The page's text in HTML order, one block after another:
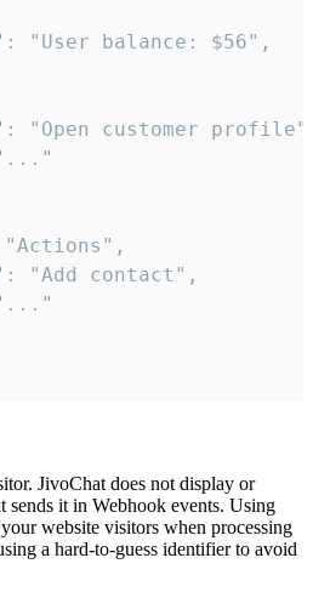
"User balance: $56",
"Open customer
"Add contact",
JivoChat does not display or
it in Webhook events. Using
website visitors when processing
a hard-to-guess identifier to avoid